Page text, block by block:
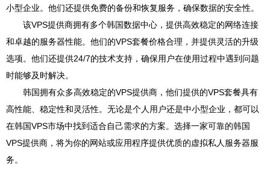
小型企业。他们还提供免费的备份和恢复服务，确保数据的安全性。
该VPS提供商拥有多个韩国数据中心，提供高效稳定的网络连接
和卓越的服务器性能。他们的VPS套餐价格合理，并提供灵活的升级
选项。他们还提供24/7的技术支持，确保用户在使用过程中遇到问题
时能够及时解决。
韩国拥有众多高效稳定的VPS提供商，他们提供的VPS套餐具有
高性能、稳定性和灵活性。无论是个人用户还是中小型企业，都可以
在韩国VPS市场中找到适合自己需求的方案。选择一家可靠的韩国
VPS提供商，将为你的网站或应用程序提供优质的虚拟私人服务器服
务。